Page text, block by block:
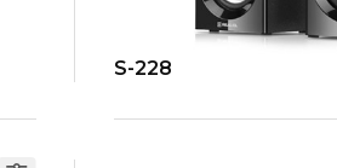
S-228